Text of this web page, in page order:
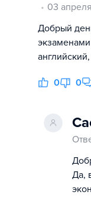
03
Добрый
0 0
Да,